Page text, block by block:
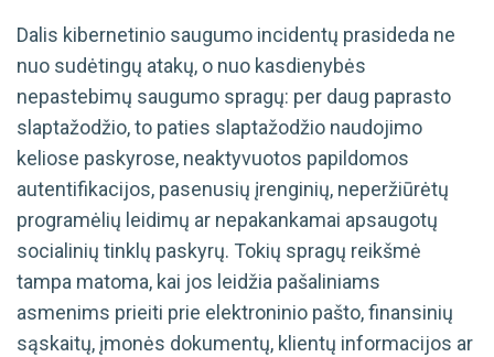
Dalis kibernetinio saugumo incidentų prasideda ne
nuo sudėtingų atakų, o nuo kasdienybės
nepastebimų saugumo spragų: per daug paprasto
slaptažodžio, to paties slaptažodžio naudojimo
keliose paskyrose, neaktyvuotos papildomos
autentifikacijos, pasenusių įrenginių, neperžiūrėtų
programėlių leidimų ar nepakankamai apsaugotų
socialinių tinklų paskyrų. Tokių spragų reikšmė
tampa matoma, kai jos leidžia pašaliniams
asmenims prieiti prie elektroninio pašto, finansinių
sąskaitų, įmonės dokumentų, klientų informacijos ar